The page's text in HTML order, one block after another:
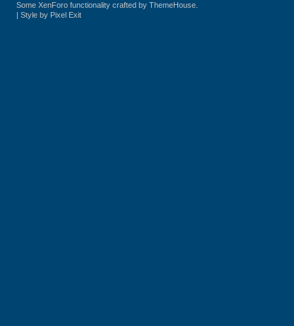
Some XenForo functionality crafted byThemeHouse
|Style by Pixel Exit